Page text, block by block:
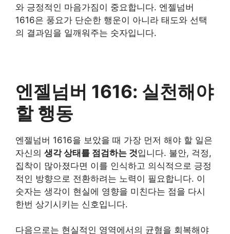
와 긍정적인 마음가짐이 중요합니다. 엔젤넘버
1616은 풍요가 단순한 행운이 아니라 태도와 선택
의 결과임을 일깨워주는 숫자입니다.
엔젤넘버 1616: 실천해야
할 행동
엔젤넘버 1616을 보았을 때 가장 먼저 해야 할 일은
자신의 생각 상태를 점검하는 것입니다. 불안, 걱정,
집착이 많아졌다면 이를 인식하고 의식적으로 긍정
적인 방향으로 전환하려는 노력이 필요합니다. 이
숫자는 생각이 현실에 영향을 미친다는 점을 다시
한번 상기시키는 신호입니다.
다음으로는 현실적인 영역에서의 균형을 회복해야